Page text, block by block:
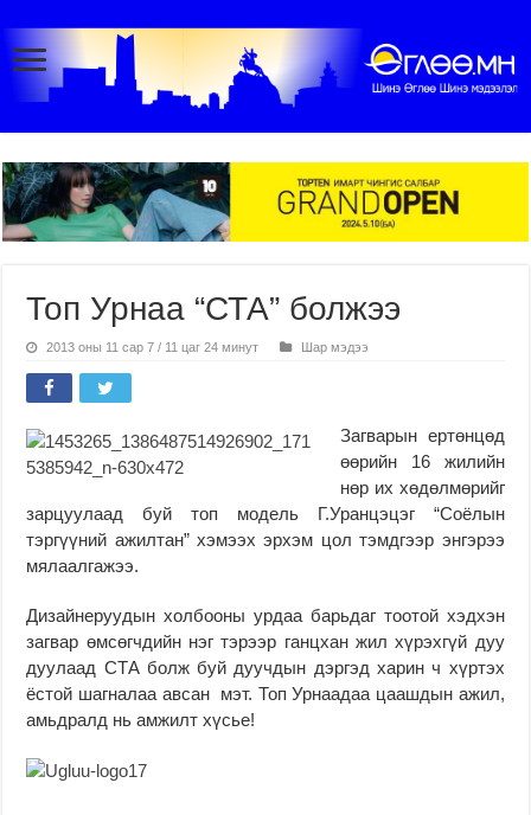
Топ Урнаа “СТА” болжээ
2013 оны 11 сар 7 / 11 цаг 24 минут Шар мэдээ
Загварын ертөнцөд
өөрийн 16 жилийн
нөр их хөдөлмөрийг
зарцуулаад буй топ модель Г.Уранцэцэг “Соёлын
тэргүүний ажилтан” хэмээх эрхэм цол тэмдгээр энгэрээ
мялаалгажээ.
Дизайнеруудын холбооны урдаа барьдаг тоотой хэдхэн
загвар өмсөгчдийн нэг тэрээр ганцхан жил хүрэхгүй дуу
дуулаад СТА болж буй дуучдын дэргэд харин ч хүртэх
ёстой шагналаа авсан мэт. Топ Урнаадаа цаашдын ажил,
амьдралд нь амжилт хүсье!